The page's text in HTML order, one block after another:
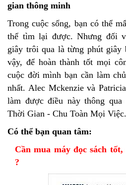
gian thông minh
Trong cuộc sống, bạn có thể
thể tìm lại được. Nhưng đối
giây trôi qua là từng phút
vậy, để hoàn thành tốt mọi
cuộc đời mình bạn cần làm
nhất. Alec Mckenzie và
làm được điều này thông qua
Thời Gian - Chu Toàn Mọi Việc.
Có thể bạn quan tâm:
Cần mua máy đọc sách
?